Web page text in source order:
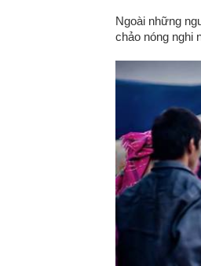
Ngoài những
chảo nóng nghi